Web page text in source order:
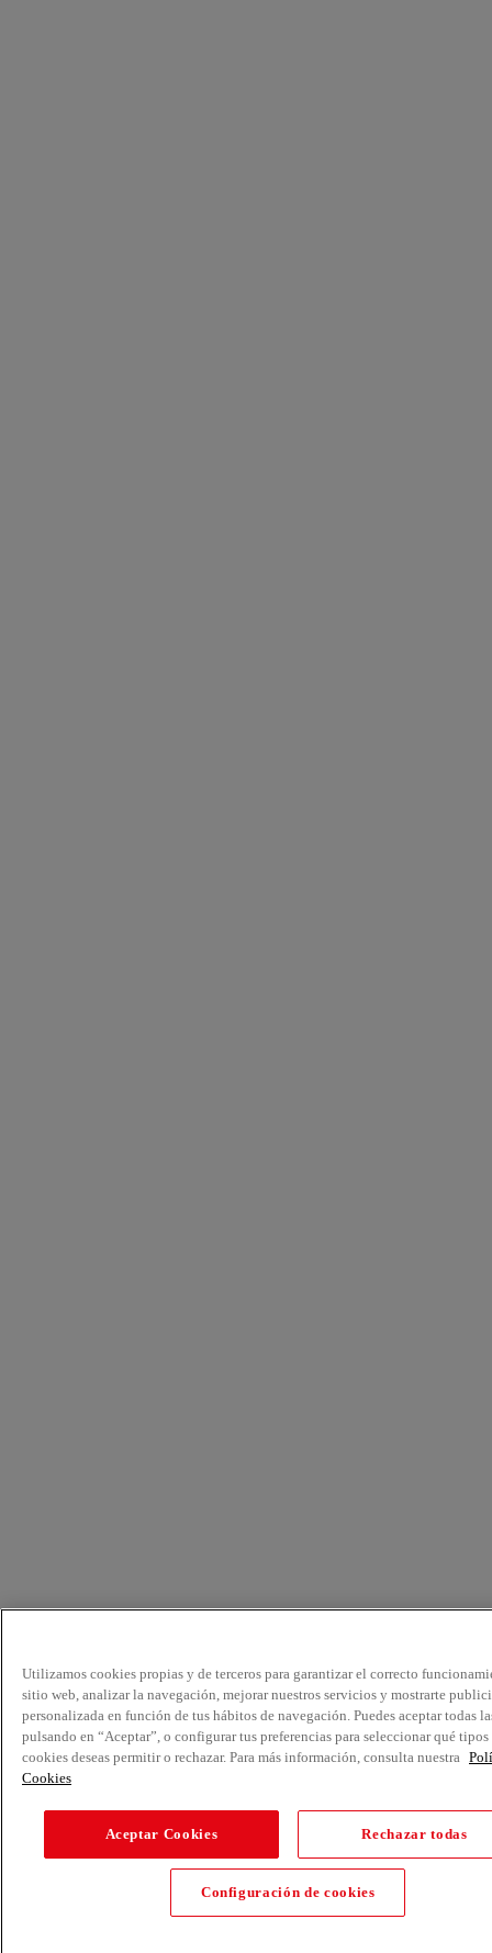
Utilizamos cookies propias y de terceros para garantizar el correcto
sitio web, analizar la navegación, mejorar nuestros servicios y mostrarte
personalizada en función de tus hábitos de navegación. Puedes aceptar todas
pulsando en “Aceptar”, o configurar tus preferencias para seleccionar qué tipos
cookies deseas permitir o rechazar. Para más información, consulta nuestra
Cookies
Aceptar Cookies Rechazar todas
Configuración de cookies